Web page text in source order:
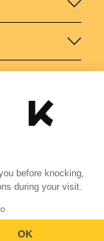
before knocking,
during your visit.
OK